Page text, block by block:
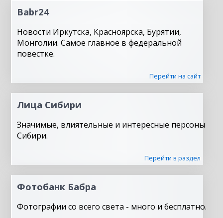
Babr24
Новости Иркутска, Красноярска, Бурятии,
Монголии. Самое главное в федеральной
повестке.
Перейти на сайт
Лица Сибири
Значимые, влиятельные и интересные персоны
Сибири.
Перейти в раздел
Фотобанк Бабра
Фотографии со всего света - много и бесплатно.